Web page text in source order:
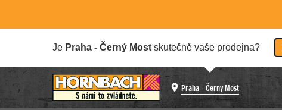
Je Praha - Černý Most skutečně vaše prodejna?
Praha - Černý Most